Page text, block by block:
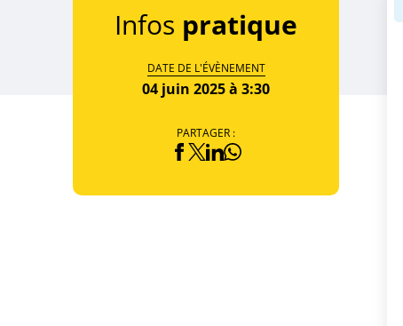
Infos pratique
DATE DE L'ÉVÈNEMENT
04 juin 2025 à 3:30
PARTAGER :